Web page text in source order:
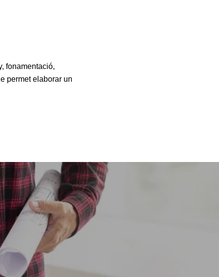
fonamentació,
permet elaborar un